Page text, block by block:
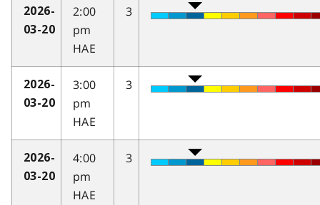
2026-
03-20
2:00
pm
HAE
3
2026-
03-20
3:00
pm
HAE
3
2026-
03-20
4:00
pm
HAE
3